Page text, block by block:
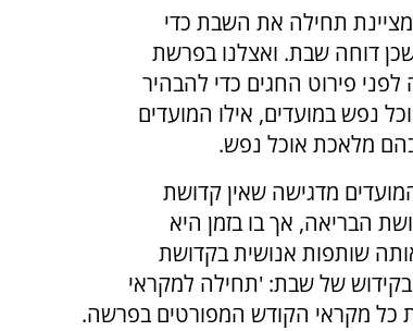
תחילה את השבת כדי
דוחה שבת. ואצלנו בפרשת
פירוט החגים כדי להבהיר
נפש במועדים, אילו המועדים
מלאכת אוכל נפש.
מדגישה שאין קדושת
הבריאה, אך בו בזמן היא
שותפות אנושית בקדושת
בקידוש של שבת: 'תחילה למקראי
מקראי הקודש המפורטים בפרשה.